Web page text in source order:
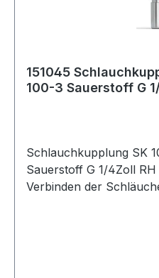
151045
100-3 Sauerstoff G
Schlauchkupplung SK
Sauerstoff G 1/4Zoll
Verbinden der